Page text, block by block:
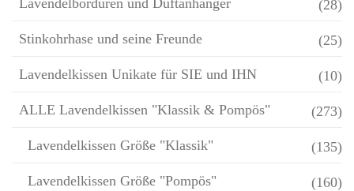
Lavendelbordüren und Duftanhänger (28)
Stinkohrhase und seine Freunde (25)
Lavendelkissen Unikate für SIE und IHN (10)
ALLE Lavendelkissen "Klassik & Pompös" (273)
Lavendelkissen Größe "Klassik" (135)
Lavendelkissen Größe "Pompös" (160)